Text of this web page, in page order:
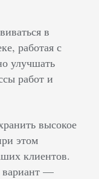
в
работая с
улучшать
работ и
высокое
этом
клиентов.
вариант —